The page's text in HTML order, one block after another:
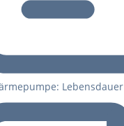
Lebensdauer